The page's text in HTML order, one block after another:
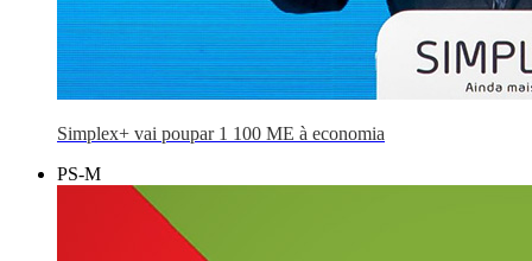
Simplex+ vai poupar 1 100 ME à economia
PS-M